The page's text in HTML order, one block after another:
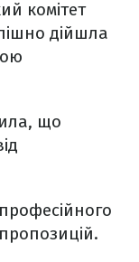
комітет
дійшла
що